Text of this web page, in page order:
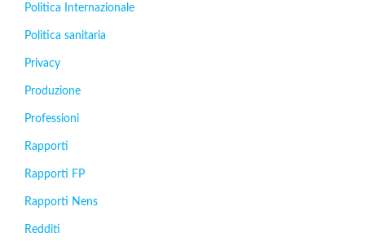
Politica Internazionale
Politica sanitaria
Privacy
Produzione
Professioni
Rapporti
Rapporti FP
Rapporti Nens
Redditi